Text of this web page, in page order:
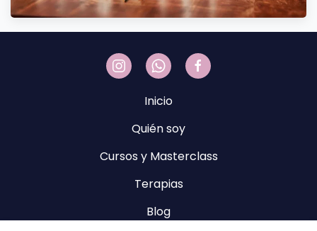
Inicio
Quién soy
Cursos y Masterclass
Terapias
Blog